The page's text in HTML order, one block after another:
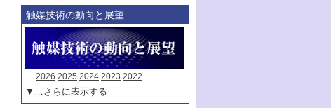
触媒技術の動向と展望
2026 2025 2024 2023 2022
▼…さらに表示する